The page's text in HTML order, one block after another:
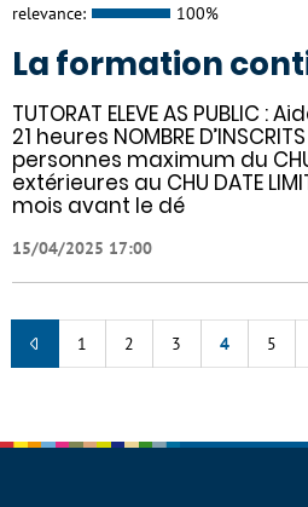
relevance: 100%
La formation
TUTORAT ELEVE AS PUBLIC :
21 heures NOMBRE D’INSCRITS
personnes maximum du
extérieures au CHU DATE
mois avant le dé
15/04/2025 17:00
1 2 3 4 5